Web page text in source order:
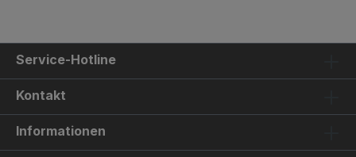
Service-Hotline
Kontakt
Informationen